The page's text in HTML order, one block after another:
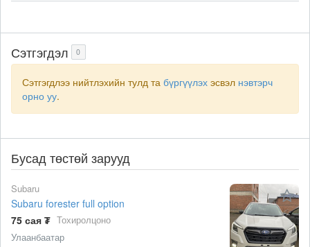
Сэтгэгдэл 0
Сэтгэгдлээ нийтлэхийн тулд та бүргүүлэх эсвэл нэвтэрч
орно уу.
Бусад төстөй зарууд
Subaru
Subaru forester full option
75 сая ₮ Тохиролцоно
Улаанбаатар